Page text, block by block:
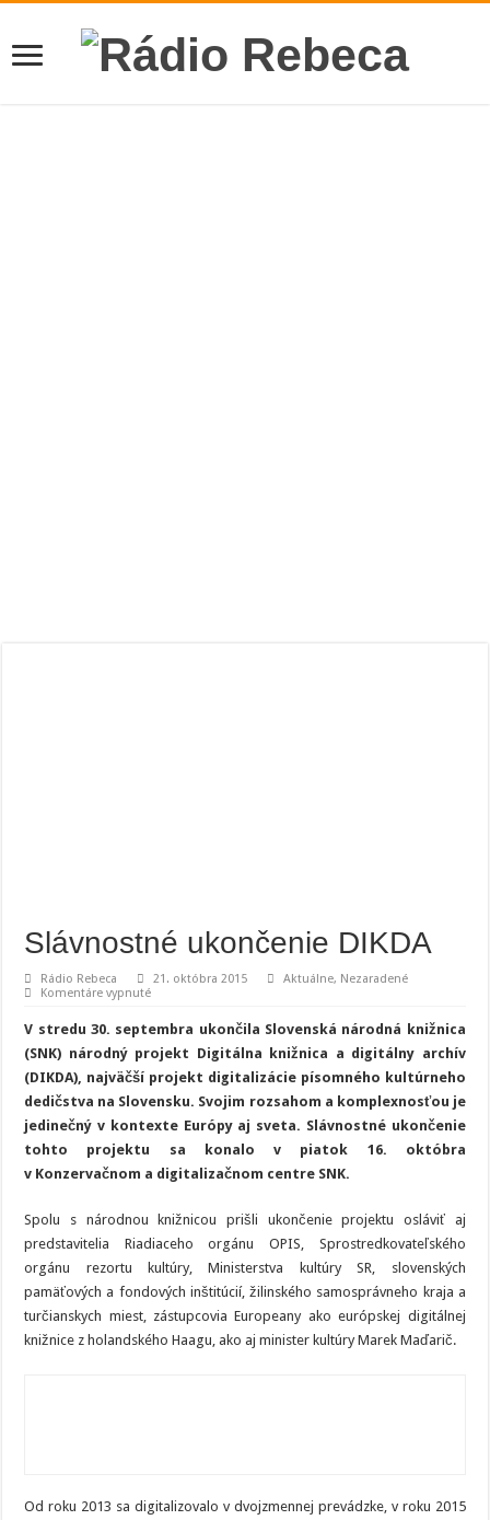
Slávnostné ukončenie DIKDA
Rádio Rebeca 21. októbra 2015 Aktuálne, Nezaradené
Komentáre vypnuténa
ukončenie
DIKDA
V stredu 30. septembra ukončila Slovenská národná knižnica
(SNK) národný projekt Digitálna knižnica a digitálny archív
(DIKDA), najväčší projekt digitalizácie písomného kultúrneho
dedičstva na Slovensku. Svojim rozsahom a komplexnosťou je
jedinečný v kontexte Európy aj sveta. Slávnostné ukončenie
tohto projektu sa konalo v piatok 16. októbra
v Konzervačnom a digitalizačnom centre SNK.
Spolu s národnou knižnicou prišli ukončenie projektu osláviť aj
predstavitelia Riadiaceho orgánu OPIS, Sprostredkovateľského
orgánu rezortu kultúry, Ministerstva kultúry SR, slovenských
pamäťových a fondových inštitúcií, žilinského samosprávneho kraja a
turčianskych miest, zástupcovia Europeany ako európskej digitálnej
knižnice z holandského Haagu, ako aj minister kultúry Marek Maďarič.
Od roku 2013 sa digitalizovalo v dvojzmennej prevádzke, v roku 2015